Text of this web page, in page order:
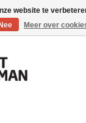
in huis!
website te
Nee
Meer over